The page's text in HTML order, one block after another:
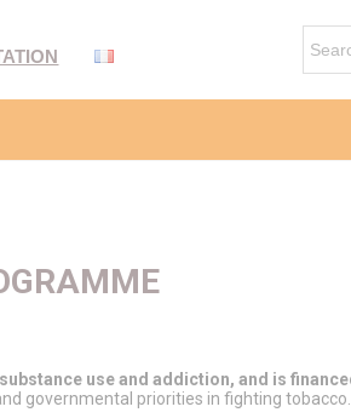
use and addiction, and is
governmental priorities in fighting tobacco.